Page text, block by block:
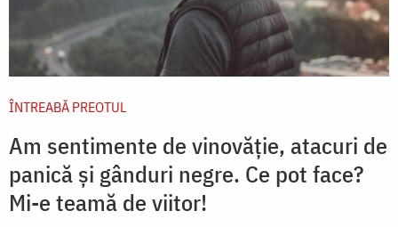
ÎNTREABĂ PREOTUL
Am sentimente de vinovăție, atacuri de
panică și gânduri negre. Ce pot face?
Mi-e teamă de viitor!